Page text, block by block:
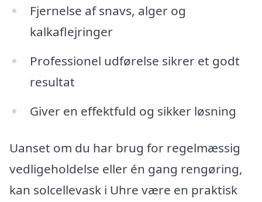
Fjernelse af snavs, alger og
kalkaflejringer
Professionel udførelse sikrer et godt
resultat
Giver en effektfuld og sikker løsning
Uanset om du har brug for regelmæssig
vedligeholdelse eller én gang rengøring,
kan solcellevask i Uhre være en praktisk